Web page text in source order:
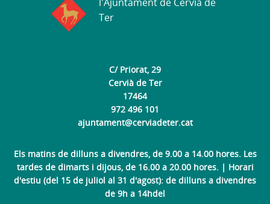
C/ Priorat, 29
Cervià de Ter
17464
972 496 101
ajuntament@cerviadeter.cat
Els matins de dilluns a divendres, de 9.00 a 14.00 hores. Les
tardes de dimarts i dijous, de 16.00 a 20.00 hores. | Horari
d'estiu (del 15 de juliol al 31 d'agost): de dilluns a divendres
de 9h a 14hdel
Ter